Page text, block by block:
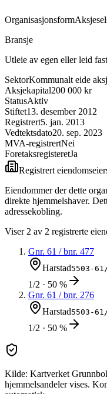
Organisasjonsform
Bransje
Utleie av egen eller leid
SektorKommunalt eide
Aksjekapital200 000 kr
StatusAktiv
Stiftet13. desember 2012
Registrert5. jan. 2013
Vedtektsdato20. sep. 2023
MVA-registrertNei
ForetaksregisteretJa
Registrert
Eiendommer der dette
direkte hjemmelshaver.
adressekobling.
Viser2 av 2 registrerte
Gnr. 61 / bnr. 477
Harstad5503-
1/2 · 50 %
Gnr. 61 / bnr. 276
Harstad5503-
1/2 · 50 %
Kilde: Kartverket
hjemmelsandeler vises.